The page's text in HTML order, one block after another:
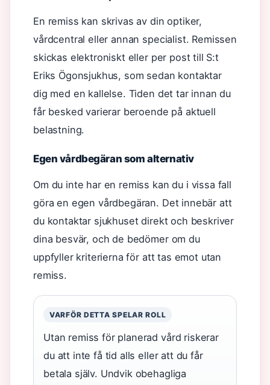
En remiss kan skrivas av din optiker,
vårdcentral eller annan specialist. Remissen
skickas elektroniskt eller per post till S:t
Eriks Ögonsjukhus, som sedan kontaktar
dig med en kallelse. Tiden det tar innan du
får besked varierar beroende på aktuell
belastning.
Egen vårdbegäran som alternativ
Om du inte har en remiss kan du i vissa fall
göra en egen vårdbegäran. Det innebär att
du kontaktar sjukhuset direkt och beskriver
dina besvär, och de bedömer om du
uppfyller kriterierna för att tas emot utan
remiss.
VARFÖR DETTA SPELAR ROLL
Utan remiss för planerad vård riskerar
du att inte få tid alls eller att du får
betala själv. Undvik obehagliga